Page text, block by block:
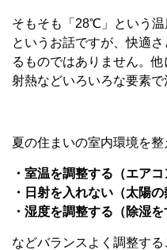
そもそも「28℃」という温
というお話ですが、快適
るものではありません。
射熱などいろいろな要素で
夏の住まいの室内環境を整
・室温を調整する（エア
・日射を入れない（太陽
・湿度を調整する（除湿を
などバランスよく調整する